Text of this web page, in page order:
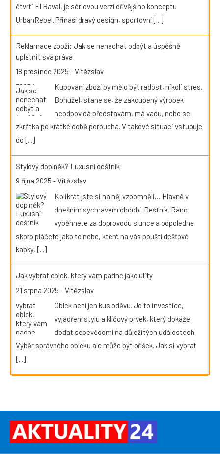
čtvrti El Raval, je sériovou verzí dřívějšího konceptu
UrbanRebel. Přináší dravý design, sportovní[...]
Reklamace zboží: Jak se nenechat odbýt a úspěšně
uplatnit svá práva
18 prosince 2025 -Vítězslav
Kupování zboží by mělo být radost, nikoli stres.
Bohužel, stane se, že zakoupený výrobek
neodpovídá představám, má vadu, nebo se
zkrátka po krátké době porouchá. V takové situaci vstupuje
do [...]
Stylový doplněk? Luxusní deštník
9 října 2025 -Vítězslav
Kolikrát jste si na něj vzpomněli… Hlavně v
dnešním sychravém období. Deštník. Ráno
vyběhnete za doprovodu slunce a odpoledne
skoro pláčete jako to nebe, které na vás pouští dešťové
kapky, [...]
Jak vybrat oblek, který vám padne jako ulitý
21 srpna 2025 -Vítězslav
Oblek není jen kus oděvu. Je to investice,
vyjádření stylu a klíčový prvek, který dokáže
dodat sebevědomí na důležitých událostech.
Výběr správného obleku ale může být oříšek. Jak si vybrat
[...]